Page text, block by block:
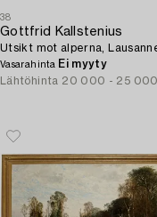
38
Gottfrid Kallstenius
Utsikt mot alperna,
Vasarahinta Ei myyty
Lähtöhinta 20 000 - 25 000